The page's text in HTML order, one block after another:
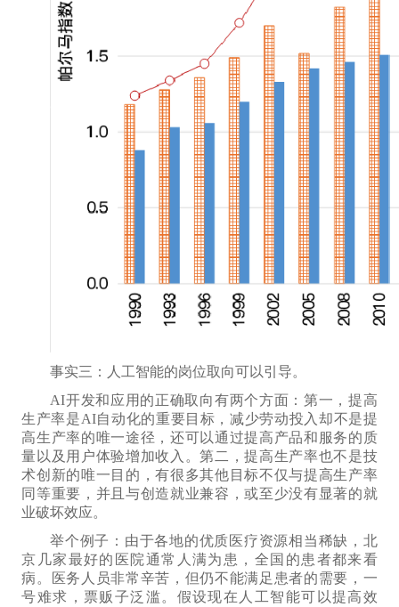
事实三：人工智能的岗位取向可以引导。
AI开发和应用的正确取向有两个方面：第一，提高
生产率是AI自动化的重要目标，减少劳动投入却不是提
高生产率的唯一途径， 还可以通过提高产品和服务的 质
量 以及 用户体验增加收入 。第二，提高生产率也不是技
术创新的唯一目的，有很多其他 目标不仅与提高生产率
同等重要， 并且 与创造就业兼容，或至少没有显著的就
业破坏效应。
举个例子：由于各地的优质医疗资源相当稀缺，北
京几家最好的医院通常 人满为患，全国的患者都来看
病。
医务人员非常辛苦，但仍不能满足患者的需要，一
号难求，票贩子泛滥。假设现在人工智能可以提高效